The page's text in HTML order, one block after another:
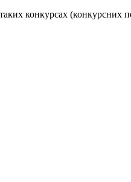
конкурсах (конкурсних